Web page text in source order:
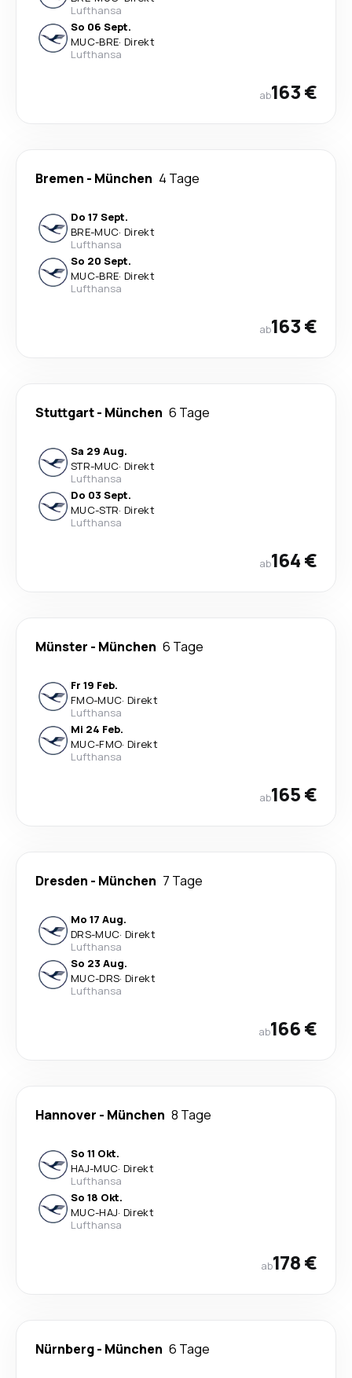
Lufthansa
So 06 Sept.
MUC-BRE· Direkt
Lufthansa
ab163 €
Bremen - München 4 Tage
Do 17 Sept.
BRE-MUC· Direkt
Lufthansa
So 20 Sept.
MUC-BRE· Direkt
Lufthansa
ab163 €
Stuttgart- München 6 Tage
Sa 29 Aug.
STR-MUC· Direkt
Lufthansa
Do 03 Sept.
MUC-STR· Direkt
Lufthansa
ab164 €
Münster - München 6 Tage
Fr 19 Feb.
FMO-MUC· Direkt
Lufthansa
Mi 24 Feb.
MUC-FMO· Direkt
Lufthansa
ab165 €
Dresden - München 7 Tage
Mo 17 Aug.
DRS-MUC· Direkt
Lufthansa
So 23 Aug.
MUC-DRS· Direkt
Lufthansa
ab166 €
Hannover - München 8 Tage
So 11 Okt.
HAJ-MUC· Direkt
Lufthansa
So 18 Okt.
MUC-HAJ· Direkt
Lufthansa
ab178 €
Nürnberg- München 6 Tage